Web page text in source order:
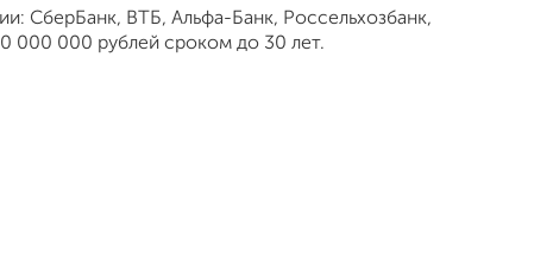
СберБанк, ВТБ, Альфа-Банк, Россельхозбанк,
000 000 рублей сроком до 30 лет.